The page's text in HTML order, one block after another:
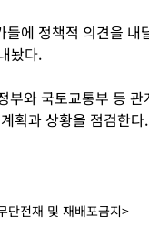
에 정책적 의견을
놨다.
와 국토교통부 등
획과 상황을 점검한
단전재 및 재배포금지>